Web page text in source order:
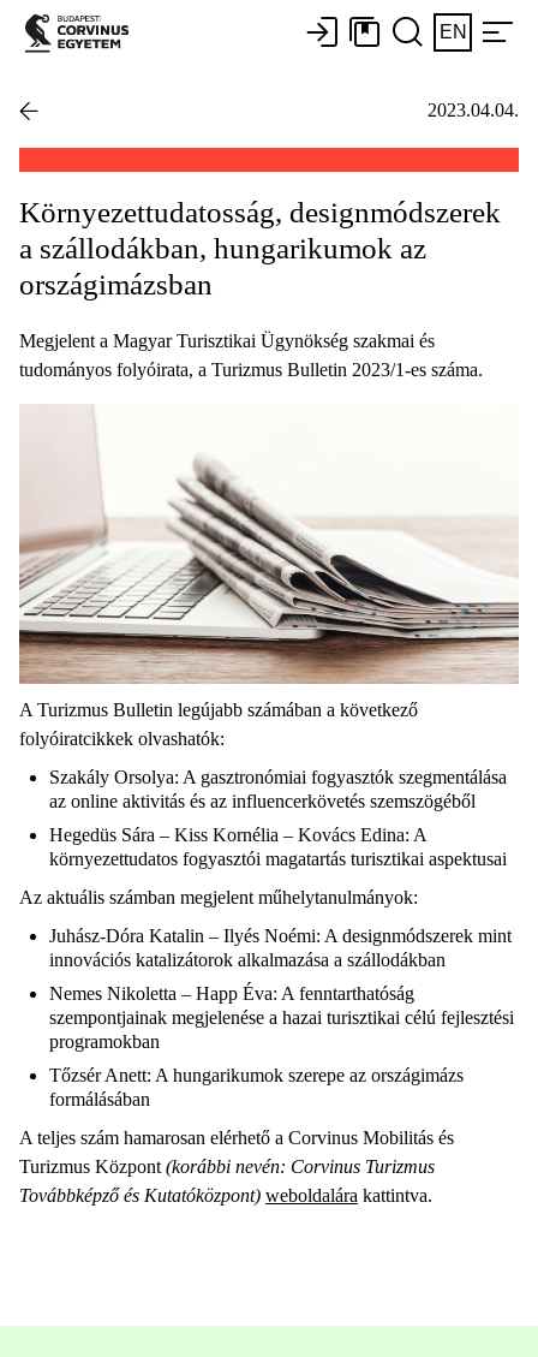
EN
2023.04.04.
Környezettudatosság, designmódszerek
a szállodákban, hungarikumok az
országimázsban
Megjelent a Magyar Turisztikai Ügynökség szakmai és
tudományos folyóirata, a Turizmus Bulletin 2023/1-es száma.
A Turizmus Bulletin legújabb számában a következő
folyóiratcikkek olvashatók:
Szakály Orsolya: A gasztronómiai fogyasztók szegmentálása
az online aktivitás és az influencerkövetés szemszögéből
Hegedüs Sára – Kiss Kornélia – Kovács Edina: A
környezettudatos fogyasztói magatartás turisztikai aspektusai
Az aktuális számban megjelent műhelytanulmányok:
Juhász-Dóra Katalin – Ilyés Noémi: A designmódszerek mint
innovációs katalizátorok alkalmazása a szállodákban
Nemes Nikoletta – Happ Éva: A fenntarthatóság
szempontjainak megjelenése a hazai turisztikai célú fejlesztési
programokban
Tőzsér Anett: A hungarikumok szerepe az országimázs
formálásában
A teljes szám hamarosan elérhető a Corvinus Mobilitás és
Turizmus Központ(korábbi nevén: Corvinus Turizmus
Továbbképző és Kutatóközpont) weboldalára kattintva.